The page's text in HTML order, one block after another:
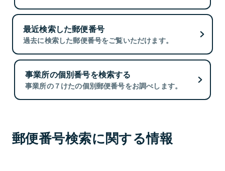
最近検索した郵便番号
過去に検索した郵便番号をご覧いただけます。
事業所の個別番号を検索する
事業所の７けたの個別郵便番号をお調べします。
郵便番号検索に関する情報